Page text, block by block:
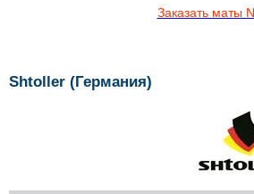
Заказать маты
Shtoller (Германия)